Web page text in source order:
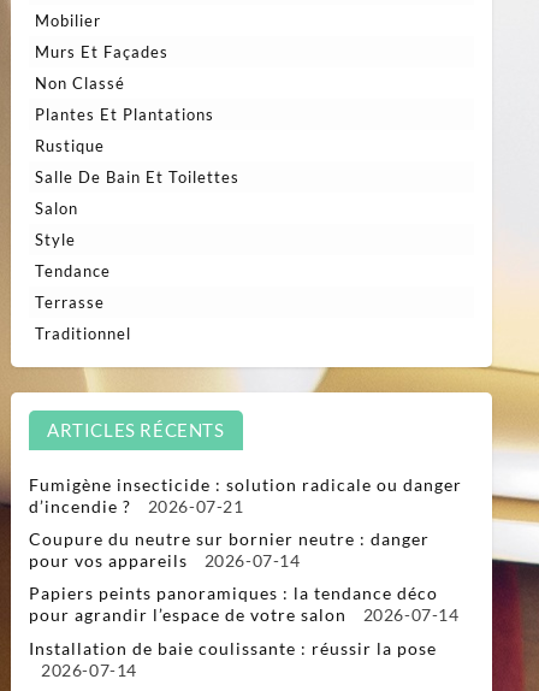
Mobilier
Murs Et Façades
Non Classé
Plantes Et Plantations
Rustique
Salle De Bain Et Toilettes
Salon
Style
Tendance
Terrasse
Traditionnel
ARTICLES RÉCENTS
Fumigène insecticide : solution radicale ou danger
d’incendie ?
2026-07-21
Coupure du neutre sur bornier neutre : danger
pour vos appareils
2026-07-14
Papiers peints panoramiques : la tendance déco
pour agrandir l’espace de votre salon
2026-07-14
Installation de baie coulissante : réussir la pose
2026-07-14